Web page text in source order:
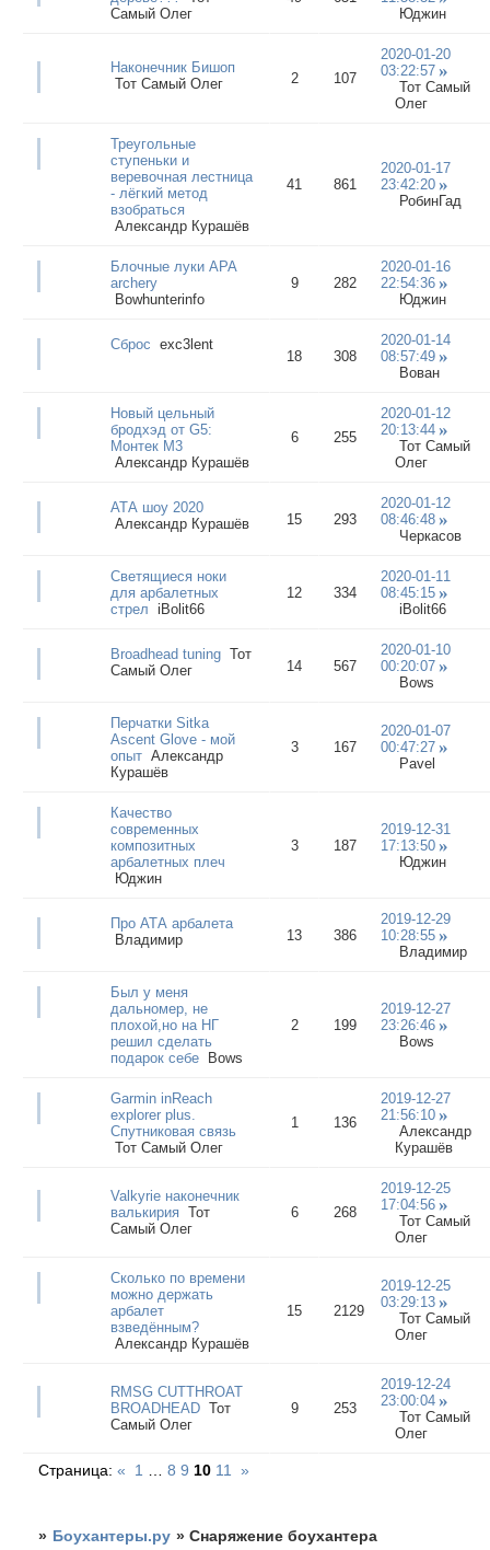
Самый Олег
Юджин
Наконечник Бишоп
Тот Самый Олег
2 107
2020-01-20
03:22:57
Тот Самый
Олег
Треугольные
ступеньки и
веревочная лестница
- лёгкий метод
взобраться
Александр Курашёв
41 861
2020-01-17
23:42:20
РобинГад
Блочные луки АРА
archery
Bowhunterinfo
9 282
2020-01-16
22:54:36
Юджин
Сброс exc3lent
18 308
2020-01-14
08:57:49
Вован
Новый цельный
бродхэд от G5:
Монтек М3
Александр Курашёв
6 255
2020-01-12
20:13:44
Тот Самый
Олег
АТА шоу 2020
Александр Курашёв
15 293
2020-01-12
08:46:48
Черкасов
Светящиеся ноки
для арбалетных
стрел iBolit66
12 334
2020-01-11
08:45:15
iBolit66
Broadhead tuning Тот
Самый Олег
14 567
2020-01-10
00:20:07
Bows
Перчатки Sitka
Ascent Glove - мой
опыт Александр
Курашёв
3 167
2020-01-07
00:47:27
Pavel
Качество
современных
композитных
арбалетных плеч
Юджин
3 187
2019-12-31
17:13:50
Юджин
Про АТА арбалета
Владимир
13 386
2019-12-29
10:28:55
Владимир
Был у меня
дальномер, не
плохой,но на НГ
решил сделать
подарок себе
Bows
2 199
2019-12-27
23:26:46
Bows
Garmin inReach
explorer plus.
Спутниковая связь
Тот Самый Олег
1 136
2019-12-27
21:56:10
Александр
Курашёв
Valkyrie наконечник
валькирия Тот
Самый Олег
6 268
2019-12-25
17:04:56
Тот Самый
Олег
Сколько по времени
можно держать
арбалет
взведённым?
Александр Курашёв
15 2129
2019-12-25
03:29:13
Тот Самый
Олег
RMSG CUTTHROAT
BROADHEAD Тот
Самый Олег
9 253
2019-12-24
23:00:04
Тот Самый
Олег
Страница:« 1 8 9 10 11 »
» Боухантеры.ру »Снаряжение боухантера